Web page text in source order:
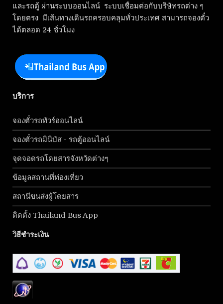
และรถตู้ ผ่านระบบออนไลน์ ระบบเชื่อมต่อกับบริษัทรถต่าง ๆ
โดยตรง มีเส้นทางเดินรถครอบคลุมทั่วประเทศ สามารถจองตั๋ว
ได้ตลอด 24 ชั่วโมง
บริการ
จองตั๋วรถทัวร์ออนไลน์
จองตั๋วรถมินิบัส - รถตู้ออนไลน์
จุดจอดรถโดยสารจังหวัดต่างๆ
ข้อมูลสถานที่ท่องเที่ยว
สถานีขนส่งผู้โดยสาร
ติดตั้ง Thailand Bus App
วิธีชำระเงิน